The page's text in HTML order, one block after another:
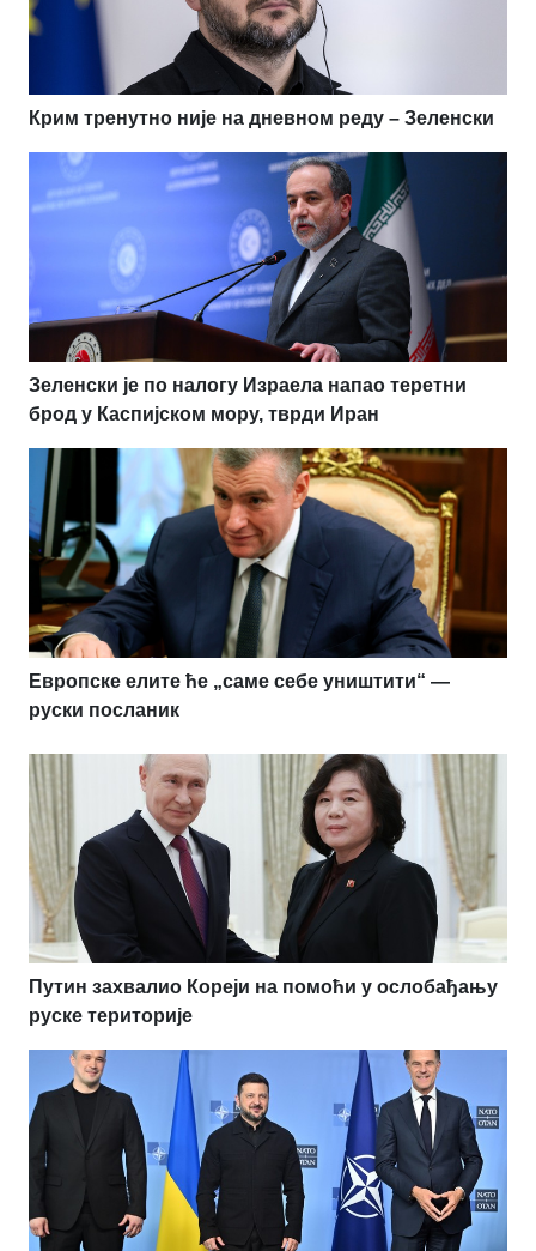
Крим тренутно није на дневном реду – Зеленски
Зеленски је по налогу Израела напао теретни
брод у Каспијском мору, тврди Иран
Европске елите ће „саме себе уништити“ —
руски посланик
Путин захвалио Кореји на помоћи у ослобађању
руске територије